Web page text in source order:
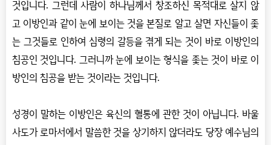
것입니다. 그런데 사람이 하나님께서 창조하신 목적대로 살지 않
고 이방인과 같이 눈에 보이는 것을 본질로 알고 살면 자신들이 좇
는 그것들로 인하여 심령의 갈등을 겪게 되는 것이 바로 이방인의
침공인 것입니다. 그러니까 눈에 보이는 형식을 좇는 것이 바로 이
방인의 침공을 받는 것이라는 것입니다.
성경이 말하는 이방인은 육신의 혈통에 관한 것이 아닙니다. 바울
사도가 로마서에서 말씀한 것을 상기하지 않더라도 당장 예수님의